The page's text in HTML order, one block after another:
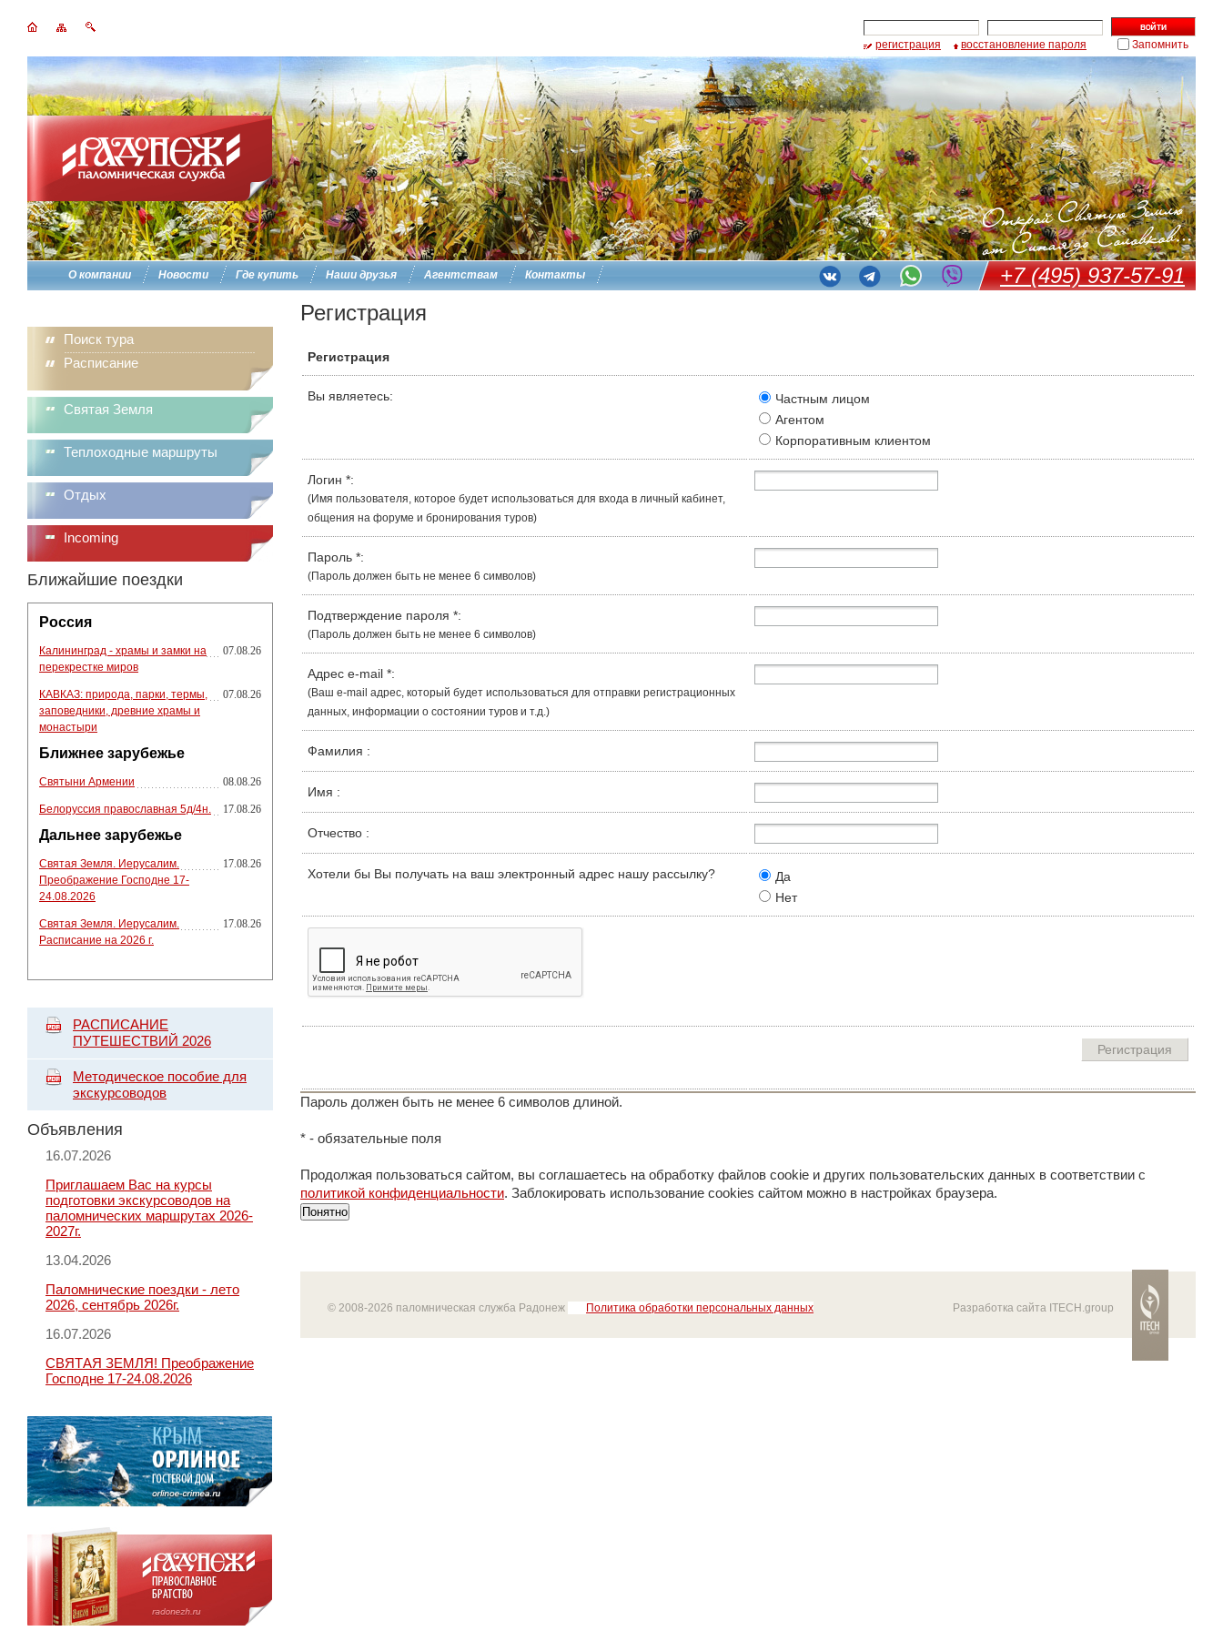
регистрация восстановление пароля Запомнить
О компании Новости Где купить Наши друзья Агентствам Контакты +7 (495) 937-57-91
Поиск тура
Расписание
Святая Земля
Теплоходные маршруты
Отдых
Incoming
Ближайшие поездки
Россия
Калининград - храмы и замки на
перекрестке миров
07.08.26
КАВКАЗ: природа, парки, термы,
заповедники, древние храмы и
монастыри
07.08.26
Ближнее зарубежье
Святыни Армении 08.08.26
Белоруссия православная 5д/4н. 17.08.26
Дальнее зарубежье
Святая Земля. Иерусалим.
Преображение Господне 17-
24.08.2026
17.08.26
Святая Земля. Иерусалим.
Расписание на 2026 г.
17.08.26
РАСПИСАНИЕ
ПУТЕШЕСТВИЙ 2026
Методическое пособие для
экскурсоводов
Объявления
16.07.2026
Приглашаем Вас на курсы
подготовки экскурсоводов на
паломнических маршрутах 2026-
2027г.
13.04.2026
Паломнические поездки - лето
2026, сентябрь 2026г.
16.07.2026
СВЯТАЯ ЗЕМЛЯ! Преображение
Господне 17-24.08.2026
Регистрация
Регистрация
Вы являетесь:
Частным лицом
Агентом
Корпоративным клиентом
Логин *:
(Имя пользователя, которое будет использоваться для входа в личный кабинет,
общения на форуме и бронирования туров)
Пароль *:
(Пароль должен быть не менее 6 символов)
Подтверждение пароля *:
(Пароль должен быть не менее 6 символов)
Адрес e-mail *:
(Ваш e-mail адрес, который будет использоваться для отправки регистрационных
данных, информации о состоянии туров и т.д.)
Фамилия :
Имя :
Отчество :
Хотели бы Вы получать на ваш электронный адрес нашу рассылку?
Да
Нет
Пароль должен быть не менее 6 символов длиной.
* - обязательные поля
Продолжая пользоваться сайтом, вы соглашаетесь на обработку файлов cookie и других пользовательских данных в соответствии с
политикой конфиденциальности. Заблокировать использование cookies сайтом можно в настройках браузера.
Понятно
© 2008-2026 паломническая служба Радонеж Политика обработки персональных данных Разработка сайта ITECH.group